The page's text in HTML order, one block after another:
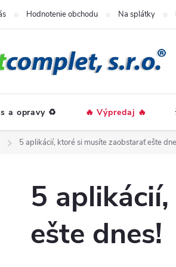
Hodnotenie obchodu Na splátky
a opravy ♻️ 🔥 Výpredaj 🔥
5 aplikácií, ktoré si musíte zaobstarať ešte
5
ešte dnes!